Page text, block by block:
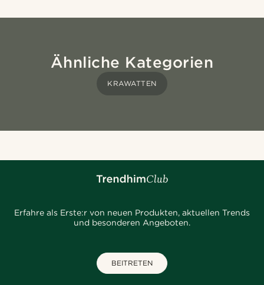
Ähnliche Kategorien
KRAWATTEN
Erfahre als Erste:r von neuen Produkten, aktuellen Trends
und besonderen Angeboten.
BEITRETEN